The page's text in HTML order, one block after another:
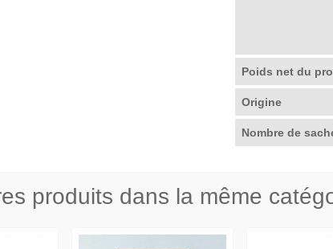
Poids net du
Origine
Nombre de
produits dans la même